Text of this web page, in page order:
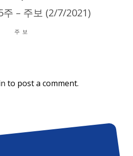
주 – 주보 (2/7/2021)
주보
to post a comment.